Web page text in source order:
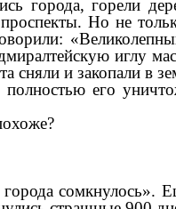
города, горели
Но не
иглу
сняли и закопали
полностью его
сомкнулось».